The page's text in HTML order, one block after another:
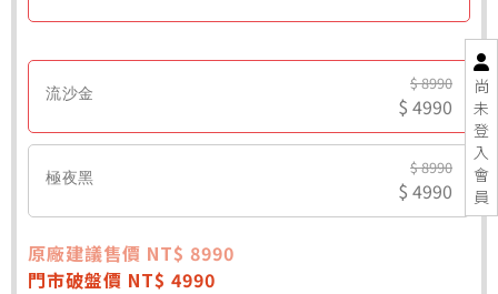
尚
未
登
入
會
員
流沙金 $ 8990
$ 4990
極夜黑 $ 8990
$ 4990
原廠建議售價 NT$ 8990
門市破盤價 NT$ 4990